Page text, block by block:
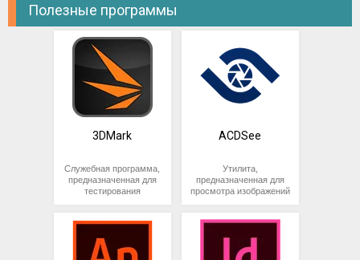
Полезные программы
3DMark
Служебная программа,
предназначенная для
тестирования
видеокарты. Позволяет
получать подробные
сведения о состоянии
ACDSee
Утилита,
предназначенная для
просмотра изображений
может выполнять
функции графического
редактора и конвертера